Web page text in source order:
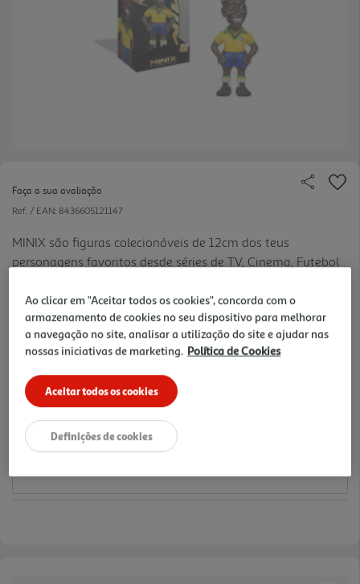
Faça a sua avaliação
Ref. / EAN: 8436605121147
MINIX são figuras colecionáveis de 12cm dos teus
personagens favoritos desde séries de TV, Cinema, Futebol
14.99 €/un
14,99 €
Ao clicar em "Aceitar todos os cookies", concorda com o
armazenamento de cookies no seu dispositivo para melhorar
a navegação no site, analisar a utilização do site e ajudar nas
nossas iniciativas de marketing. Política de Cookies
Aceitar todos os cookies
Definições de cookies